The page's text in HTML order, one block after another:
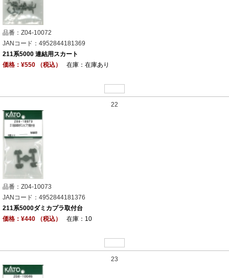
品番：Z04-10072
JANコード：4952844181369
211系5000 連結用スカート
価格：¥550 （税込）
在庫：在庫あり
22
品番：Z04-10073
JANコード：4952844181376
211系5000ダミカプラ取付台
価格：¥440 （税込）
在庫：10
23